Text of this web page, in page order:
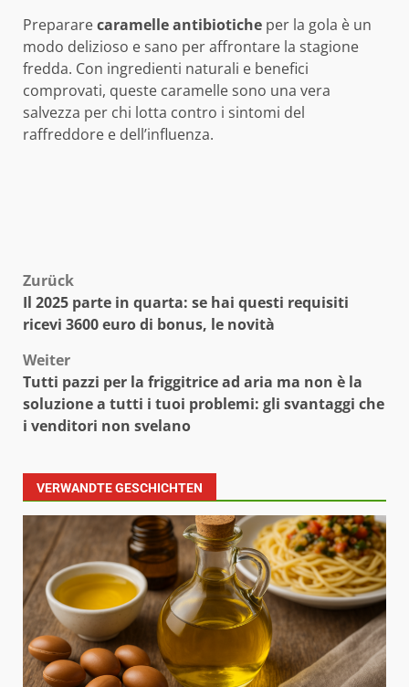
Prepararecaramelle antibiotiche per la gola è un
modo delizioso e sano per affrontare la stagione
fredda. Con ingredienti naturali e benefici
comprovati, queste caramelle sono una vera
salvezza per chi lotta contro i sintomi del
raffreddore e dell’influenza.
Beitragsnavigation
Zurück
Il 2025 parte in quarta: se hai questi requisiti
ricevi 3600 euro di bonus, le novità
Weiter
Tutti pazzi per la friggitrice ad aria ma non è la
soluzione a tutti i tuoi problemi: gli svantaggi che
i venditori non svelano
VERWANDTE GESCHICHTEN